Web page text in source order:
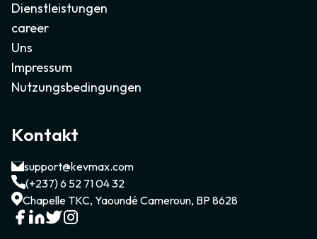
Dienstleistungen
career
Uns
Impressum
Nutzungsbedingungen
Kontakt
support@kevmax.com
(+237) 6 52 71 04 32
Chapelle TKC, Yaoundé Cameroun, BP 8628